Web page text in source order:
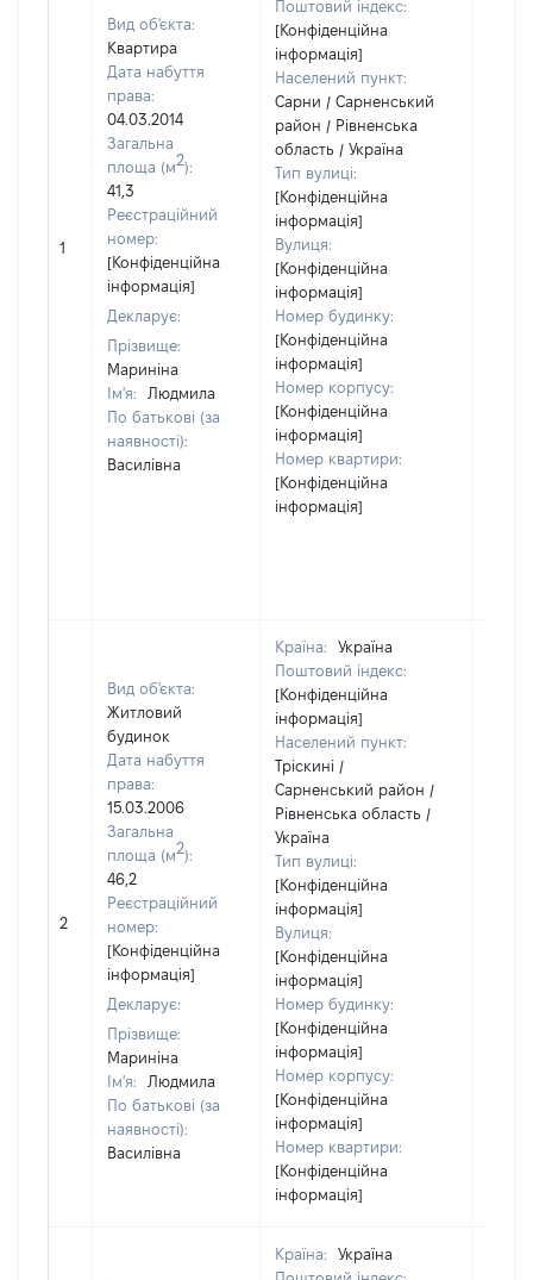
1
Вид об'єкта:
Квартира
Дата набуття
права:
04.03.2014
Загальна
площа (м2):
41,3
Реєстраційний
номер:
[Конфіденційна
інформація]
Декларує:
Прізвище:
Мариніна
Ім'я:
Людмила
По батькові (за
наявності):
Василівна
Поштовий індекс:
[Конфіденційна
інформація]
Населений пункт:
Сарни / Сарненський
район / Рівненська
область / Україна
Тип вулиці:
[Конфіденційна
інформація]
Вулиця:
[Конфіденційна
інформація]
Номер будинку:
[Конфіденційна
інформація]
Номер корпусу:
[Конфіденційна
інформація]
Номер квартири:
[Конфіденційна
інформація]
2
Вид об'єкта:
Житловий
будинок
Дата набуття
права:
15.03.2006
Загальна
площа (м2):
46,2
Реєстраційний
номер:
[Конфіденційна
інформація]
Декларує:
Прізвище:
Мариніна
Ім'я:
Людмила
По батькові (за
наявності):
Василівна
Країна:
Україна
Поштовий індекс:
[Конфіденційна
інформація]
Населений пункт:
Тріскині /
Сарненський район /
Рівненська область /
Україна
Тип вулиці:
[Конфіденційна
інформація]
Вулиця:
[Конфіденційна
інформація]
Номер будинку:
[Конфіденційна
інформація]
Номер корпусу:
[Конфіденційна
інформація]
Номер квартири:
[Конфіденційна
інформація]
Країна:
Україна